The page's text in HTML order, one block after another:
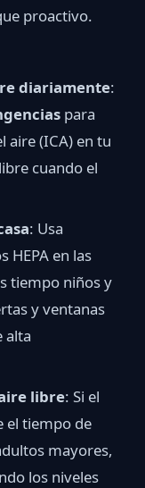
proactivo.
diariamente:
para
aire (ICA) en tu
cuando el
: Usa
HEPA en las
tiempo niños y
y ventanas
alta
libre: Si el
el tiempo de
mayores,
los niveles